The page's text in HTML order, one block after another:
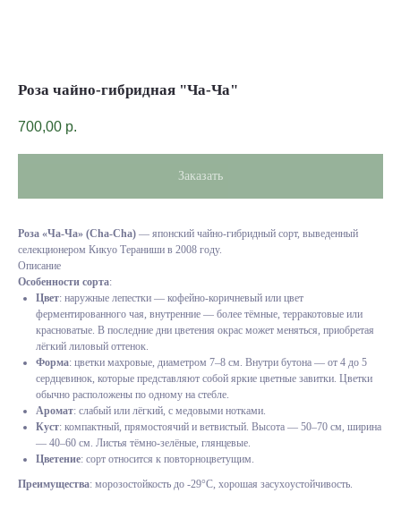
Роза чайно-гибридная "Ча-Ча"
700,00 р.
Заказать
Роза «Ча-Ча» (Cha-Cha) — японский чайно-гибридный сорт, выведенный
селекционером Кикуо Тераниши в 2008 году.
Описание
Особенности сорта:
Цвет: наружные лепестки — кофейно-коричневый или цвет
ферментированного чая, внутренние — более тёмные, терракотовые или
красноватые. В последние дни цветения окрас может меняться, приобретая
лёгкий лиловый оттенок.
Форма: цветки махровые, диаметром 7–8 см. Внутри бутона — от 4 до 5
сердцевинок, которые представляют собой яркие цветные завитки. Цветки
обычно расположены по одному на стебле.
Аромат: слабый или лёгкий, с медовыми нотками.
Куст: компактный, прямостоячий и ветвистый. Высота — 50–70 см, ширина
— 40–60 см. Листья тёмно-зелёные, глянцевые.
Цветение: сорт относится к повторноцветущим.
Преимущества: морозостойкость до -29°C, хорошая засухоустойчивость.